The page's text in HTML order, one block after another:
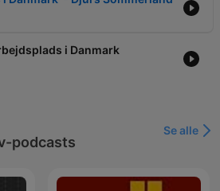
i Danmark
podcasts
Se alle